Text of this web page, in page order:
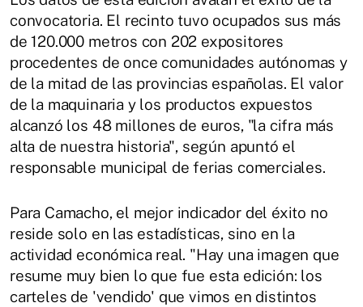
convocatoria. El recinto tuvo ocupados sus más
de 120.000 metros con 202 expositores
procedentes de once comunidades autónomas y
de la mitad de las provincias españolas. El valor
de la maquinaria y los productos expuestos
alcanzó los 48 millones de euros, "la cifra más
alta de nuestra historia", según apuntó el
responsable municipal de ferias comerciales.
Para Camacho, el mejor indicador del éxito no
reside solo en las estadísticas, sino en la
actividad económica real. "Hay una imagen que
resume muy bien lo que fue esta edición: los
carteles de 'vendido' que vimos en distintos